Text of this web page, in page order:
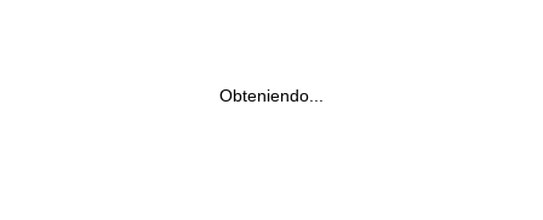
Obteniendo...